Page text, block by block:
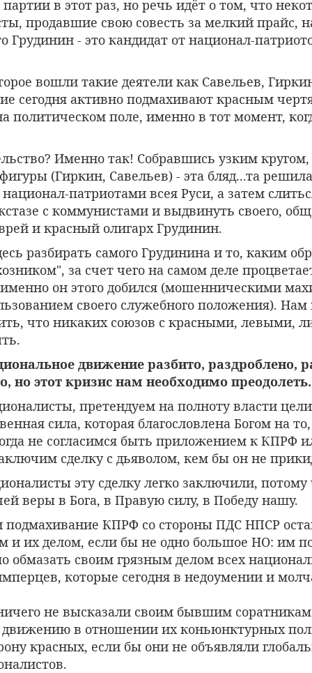
в этот раз, но речь идёт о том, что
продавшие свою совесть за мелкий прайс,
Грудинин - это кандидат от национал-
вошли такие деятели как Савельев,
сегодня активно подмахивают красным
политическом поле, именно в тот момент,
Именно так! Собравшись узким
(Гиркин, Савельев) - эта бляд...та
национал-патриотами всея Руси, а затем
с коммунистами и выдвинуть своего,
и красный олигарх Грудинин.
разбирать самого Грудинина и то, каким
за счет чего на самом деле
именно он этого добился (мошенническими
своего служебного положения).
что никаких союзов с красными, левыми,
движение разбито, раздроблено,
но этот кризис нам необходимо преодолеть.
претендуем на полноту власти
сила, которая благословлена Богом на
не согласимся быть приложением к КПРФ
сделку с дьяволом, кем бы он не
эту сделку легко заключили,
веры в Бога, в Правую силу, в Победу нашу.
подмахивание КПРФ со стороны ПДС НПСР
и их делом, если бы не одно большое НО: им
обмазать своим грязным делом всех
которые сегодня в недоумении и
не высказали своим бывшим
в отношении их коньюнктурных
красных, если бы они не объявляли